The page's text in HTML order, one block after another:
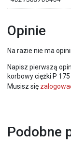
Opinie
Na razie nie ma
Napisz pierwszą
korbowy ciężki P 175
Musisz się
Podobne